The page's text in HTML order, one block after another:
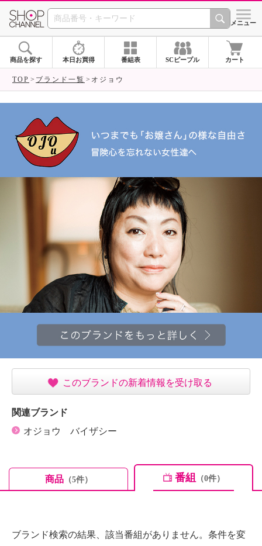
SHOP CHANNEL ショッ
メニュー
商品を探す 本日お買得 番組表 SCピープル カート
TOP ブランド一覧 オジョウ
このブランドの新着情報を受け取る
関連ブランド
オジョウ バイザシー
商品（5件） 番組 （0件）
ブランド検索の結果、該当番組がありません。条件を変